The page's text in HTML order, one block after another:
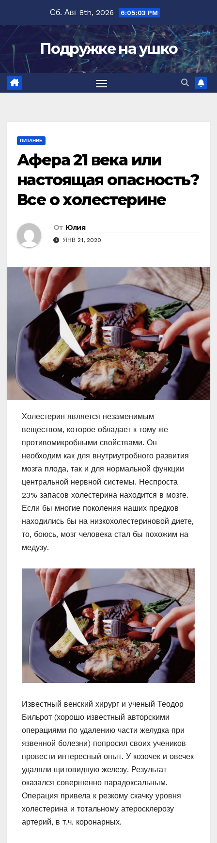
содержимому
Сб. Авг 8th, 2026 6:05:05 PM
Подружке на ушко
ПИТАНИЕ
Афера 21 века или
настоящая опасность?
Все о холестерине
От Юлия
ЯНВ 21, 2020
Холестерин является незаменимым
веществом, которое обладает к тому же
противомикробными свойствами. Он
необходим как для внутриутробного развития
мозга плода, так и для нормальной функции
центральной нервной системы. Неспроста
23% запасов холестерина находится в мозге.
Если бы многие поколения наших предков
находились бы на низкохолестериновой диете,
то, боюсь, мозг человека стал бы похожим на
медузу.
Известный венский хирург и ученый Теодор
Бильрот (хорошо известный авторскими
операциями по удалению части желудка при
язвенной болезни) попросил своих учеников
провести интересный опыт. У козочек и овечек
удаляли щитовидную железу. Результат
оказался совершенно парадоксальным.
Операция привела к резкому скачку уровня
холестерина и тотальному атеросклерозу
артерий, в т.ч. коронарных.